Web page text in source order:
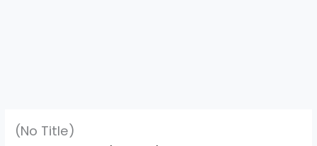
(No Title)